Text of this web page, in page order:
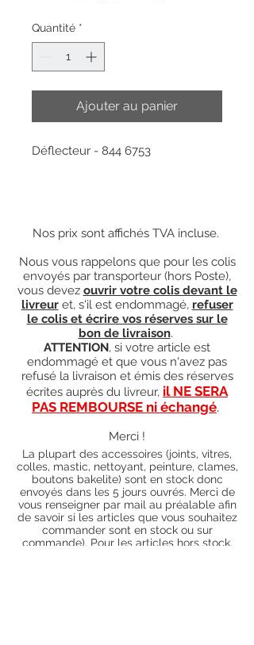
Quantité *
Ajouter au panier
Déflecteur - 844 6753
Nos prix sont affichés TVA incluse.
Nous vous rappelons que pour les colis
envoyés par transporteur (hors Poste),
vous devez ouvrir votre colis devant le
livreuret, s'il est endommagé, refuser
le colis et écrire vos réserves sur le
bon de livraison.
ATTENTION, si votre article est
endommagé et que vous n'avez pas
refusé la livraison et émis des réserves
écrites auprès du livreur, il NE SERA
PAS REMBOURSE ni échangé.
Merci !
La plupart des accessoires (joints, vitres,
colles, mastic, nettoyant, peinture, clames,
boutons bakelite) sont en stock donc
envoyés dans les 5 jours ouvrés. Merci de
vous renseigner par mail au préalable afin
de savoir si les articles que vous souhaitez
commander sont en stock ou sur
commande). Pour les articles hors stock,